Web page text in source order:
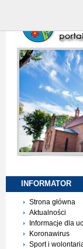
INFORMATOR
Strona główna
Aktualności
Informacje dla
Koronawirus
Sport i